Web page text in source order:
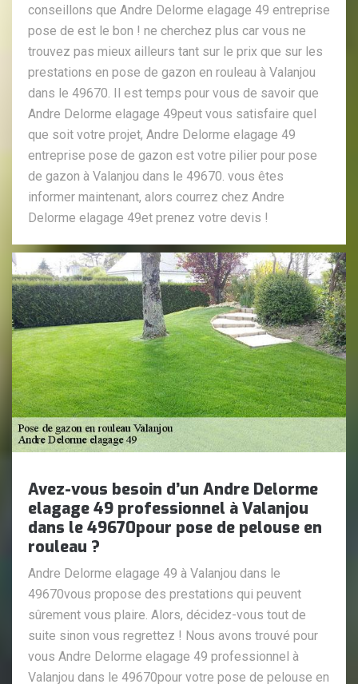
conseillons que Andre Delorme elagage 49 entreprise
pose de est le bon ! ne cherchez plus car vous ne
trouvez pas mieux ailleurs tant sur le prix que sur les
prestations en pose de gazon en rouleau à Valanjou
dans le 49670. Il est temps pour vous de savoir que
Andre Delorme elagage 49peut vous satisfaire quel
que soit votre projet, Andre Delorme elagage 49
entreprise pose de gazon est votre pilier pour pose
de gazon à Valanjou dans le 49670. vous êtes
informer maintenant, alors courrez chez Andre
Delorme elagage 49et prenez votre devis !
Avez-vous besoin d’un Andre Delorme
elagage 49 professionnel à Valanjou
dans le 49670pour pose de pelouse en
rouleau ?
Andre Delorme elagage 49 à Valanjou dans le
49670vous propose des prestations qui peuvent
sûrement vous plaire. Alors, décidez-vous tout de
suite sinon vous regrettez ! Nous avons trouvé pour
vous Andre Delorme elagage 49 professionnel à
Valanjou dans le 49670pour votre pose de pelouse en